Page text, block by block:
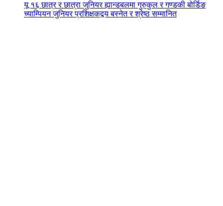
यू १६ छात्र र छात्रा जुनियर ह्यान्डबलमा गुरुकुल र गण्डकी बोर्डिङ
च्याम्पियन जुनियर प्रशिक्षकद्वय बस्नेत र श्रेष्ठ सम्मानित